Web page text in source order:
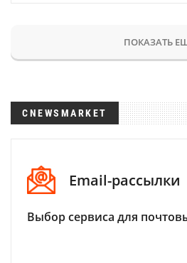
ПОКАЗАТЬ
CNEWSMARKET
Email-рассылки
Выбор сервиса для